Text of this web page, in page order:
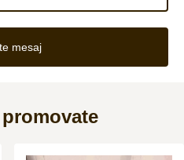
mesaj